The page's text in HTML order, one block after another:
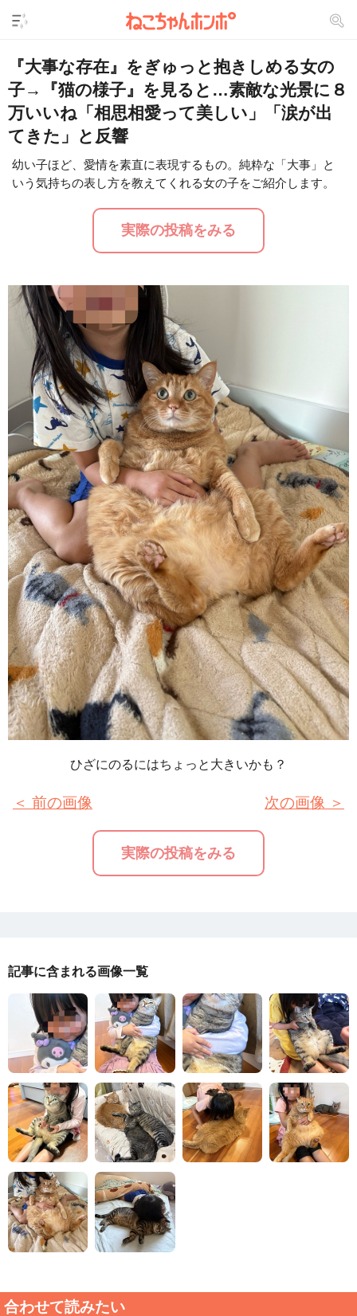
『大事な存在』をぎゅっと抱きしめる女の
子→『猫の様子』を見ると…素敵な光景に８
万いいね「相思相愛って美しい」「涙が出
てきた」と反響
U
/
L
a
:
.
2
4
%
幼い子ほど、愛情を素直に表現するもの。純粋な「大事」と
いう気持ちの表し方を教えてくれる女の子をご紹介します。
実際の投稿をみる
ひざにのるにはちょっと大きいかも？
＜ 前の画像
実際の投稿をみる
次の画像 ＞
記事に含まれる画像一覧
合わせて読みたい